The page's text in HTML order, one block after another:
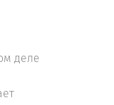
деле